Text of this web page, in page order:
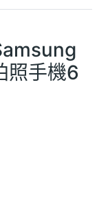
照手機6